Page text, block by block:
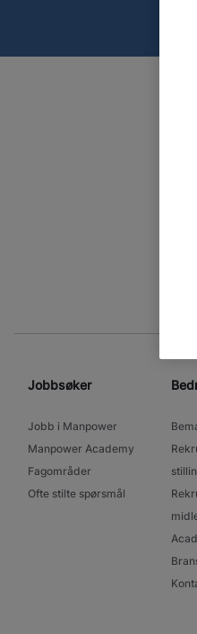
Jobbsøker
Jobb i Manpower
Manpower Academy
Fagområder
Ofte stilte spørsmål